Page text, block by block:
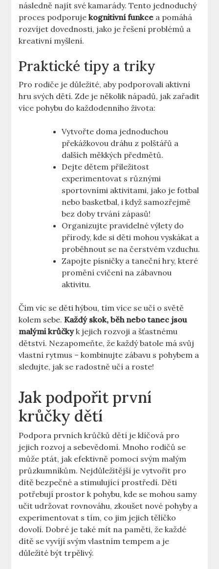
‌následně‌ najít své kamarády. Tento jednoduchý
proces podporujekognitivní funkce ​a pomáhá
rozvíjet dovednosti, jako⁢ je řešení problémů a
kreativní myšlení.
Praktické tipy a‌ triky
Pro rodiče je důležité,⁤ aby podporovali aktivní
hru svých ⁢dětí. Zde je několik nápadů,⁤ jak zařadit⁣
více pohybu do každodenního života:
Vytvořte doma‍ jednoduchou
překážkovou dráhu z polštářů ‍a​
dalších měkkých předmětů.
Dejte dětem příležitost
experimentovat s různými
sportovními aktivitami,⁣ jako ‌je fotbal
⁢nebo basketbal, i ​když ⁢samozřejmě
bez⁢ doby ​trvání zápasů!
Organizujte pravidelné ​výlety⁢ do
přírody, kde⁤ si‌ děti mohou‍ vyskákat a
⁤proběhnout se⁢ na ⁤čerstvém‍ vzduchu.
Zapojte písničky‌ a taneční​ hry, které
promění cvičení na ‍zábavnou
aktivitu.
Čím⁤ víc se​ děti hýbou,‌ tím více se​ učí o světě
kolem sebe.Každý skok,‌ běh nebo ‍tanec jsou
malými krůčkyk jejich rozvoji a šťastnému
dětství. Nezapomeňte, že⁤ každý batole má‌ svůj
vlastní rytmus – kombinujte⁢ zábavu s pohybem a
sledujte,⁤ jak se radostně⁤ učí a roste!
Jak podpořit první
krůčky dětí
Podpora prvních krůčků dětí ‌je klíčová pro
jejich rozvoj a ⁣sebevědomí. Mnoho rodičů se
může ptát, jak efektivně​ pomoci svým malým
průzkumníkům. Nejdůležitější je vytvořit pro
dítě bezpečné ​a stimulující prostředí. Děti
potřebují ⁤prostor ‍k pohybu, kde ​se mohou samy
učit udržovat rovnováhu, zkoušet ‌nové pohyby a ​
experimentovat s tím, co jim​ jejich tělíčko
dovolí.⁢ Dobré je také mít na paměti, že ‍každé
dítě ‍se vyvíjí svým‌ vlastním tempem a je
důležité být ⁤trpělivý.